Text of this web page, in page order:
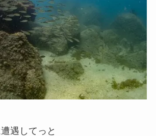
遇してっと